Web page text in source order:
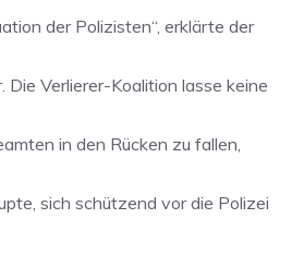
der Polizisten“, erklärte der
Die Verlierer-Koalition lasse keine
in den Rücken zu fallen,
sich schützend vor die Polizei